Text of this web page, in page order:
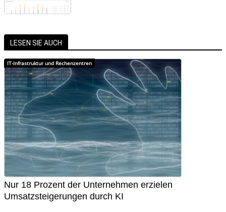
LESEN SIE AUCH
IT-Infrastruktur und Rechenzentren
Nur 18 Prozent der Unternehmen erzielen
Umsatzsteigerungen durch KI